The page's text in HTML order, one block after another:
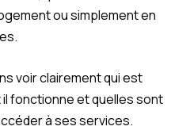
ou simplement en
voir clairement qui est
fonctionne et quelles sont
à ses services.